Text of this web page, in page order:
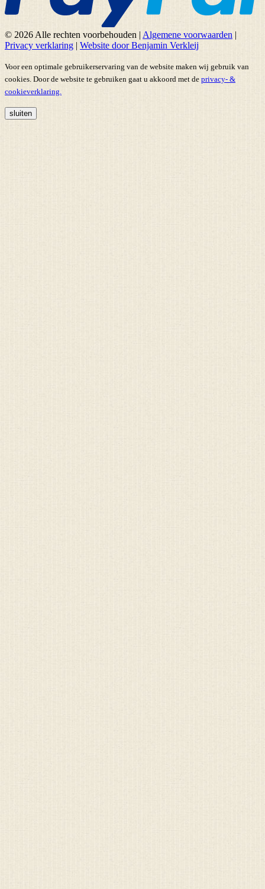
© 2026 Alle rechten voorbehouden | Algemene voorwaarden |
Privacy verklaring | Website door Benjamin Verkleij
Voor een optimale gebruikerservaring van de website maken wij gebruik van
cookies. Door de website te gebruiken gaat u akkoord met de privacy- &
cookieverklaring.
sluiten